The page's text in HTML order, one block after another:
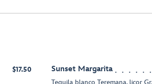
$17.50 Sunset Margarita
Tequila blanco Teremana, licor